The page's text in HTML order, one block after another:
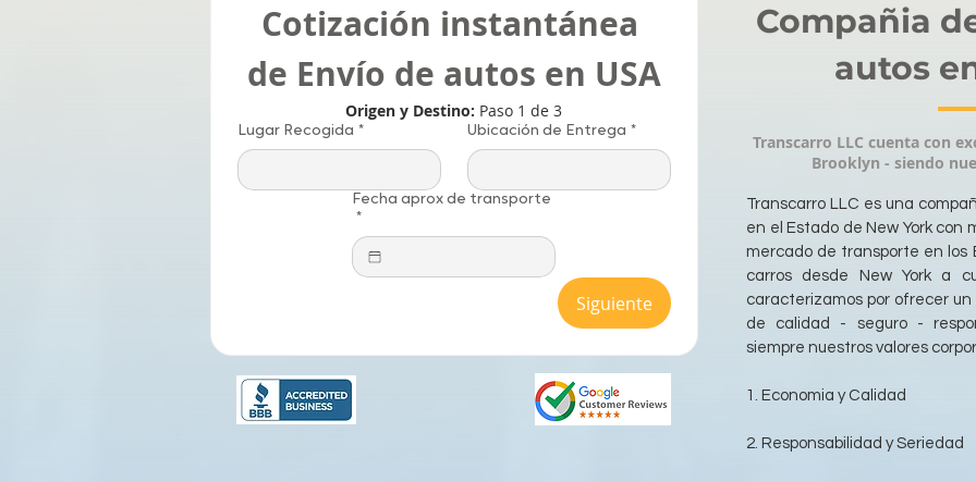
Cotización instantánea
de Envío de autos en USA
Origen y Destino: Paso 1 de 3
Lugar Recogida * Ubicación de Entrega *
Fecha aprox de transporte
*
Siguiente
Compañia
autos
Transcarro LLC cuenta con
Brooklyn - siendo
Transcarro LLC es una
en el Estado de New York con
mercado de transporte en los
carros desde New York a
caracterizamos por ofrecer
de calidad - seguro -
siempre nuestros valores
1. Economia y Calidad
2. Responsabilidad y Seriedad